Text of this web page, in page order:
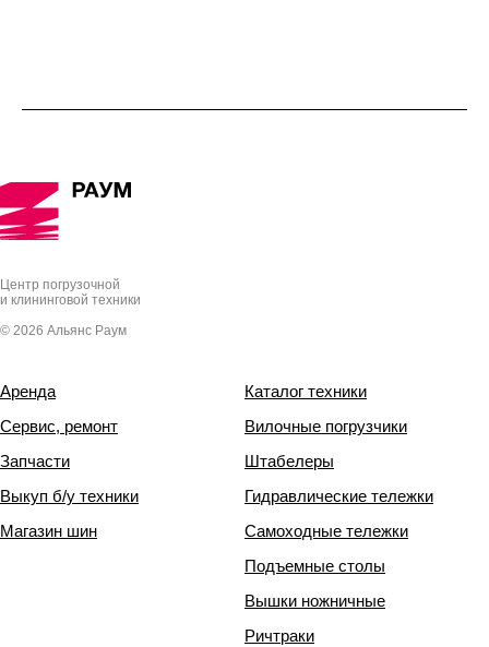
Центр погрузочной
и клининговой техники
© 2026 Альянс Раум
Аренда
Сервис, ремонт
Запчасти
Выкуп б/у техники
Магазин шин
Каталог техники
Вилочные погрузчики
Штабелеры
Гидравлические тележки
Самоходные тележки
Подъемные столы
Вышки ножничные
Ричтраки